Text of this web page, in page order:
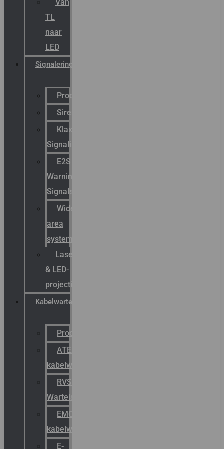
TL
naar
LED
Signalering
Productcatalogus
Sirena
Klaxon
Signaling
E2S
Warning
Signals
Wide
area
systemen
Laserbelijning
& LED-
projectie
Kabelwartels
Productcatalogus
ATEX
kabelwartels
RVS
Wartels
EMC
kabelwartels
E-